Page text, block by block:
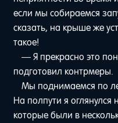
если мы собираемся
сказать, на крыше же
такое!
— Я прекрасно это
подготовил контрмеры.
Мы поднимаемся по
На полпути я
которые были в